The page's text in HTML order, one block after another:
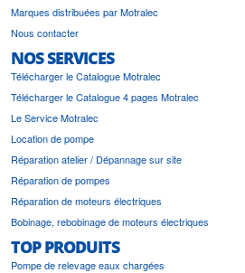
Marques distribuées par Motralec
Nous contacter
NOS SERVICES
Télécharger le Catalogue Motralec
Télécharger le Catalogue 4 pages Motralec
Le Service Motralec
Location de pompe
Réparation atelier / Dépannage sur site
Réparation de pompes
Réparation de moteurs électriques
Bobinage, rebobinage de moteurs électriques
TOP PRODUITS
Pompe de relevage eaux chargées